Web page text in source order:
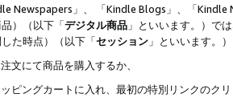
Newspapers」、 「Kindle Blogs」、「
）（以下「デジタル商品 」といいます。）で
た時点）（以下「セッション 」といいます。
文にて商品を購入するか、
ピングカートに入れ、最初の特別リンクのク